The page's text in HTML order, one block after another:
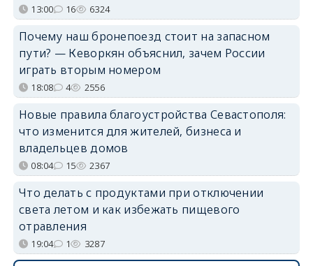
13:00 16 6324
Почему наш бронепоезд стоит на запасном
пути? — Кеворкян объяснил, зачем России
играть вторым номером
18:08 4 2556
Новые правила благоустройства Севастополя:
что изменится для жителей, бизнеса и
владельцев домов
08:04 15 2367
Что делать с продуктами при отключении
света летом и как избежать пищевого
отравления
19:04 1 3287